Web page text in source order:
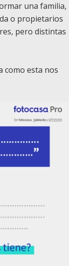
una familia,
o propietarios
pero distintas
como esta nos